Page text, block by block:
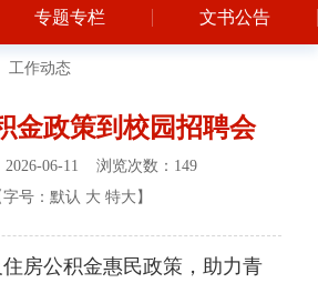
专题专栏 文书公告
工作动态
金政策到校园招聘会
2026-06-11 浏览次数： 149
字号： 默认 大 特大 】
房公积金惠民政策，助力青